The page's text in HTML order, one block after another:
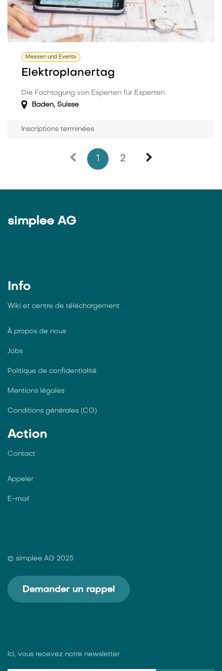
Messen und Events
Elektroplanertag
Die Fachtagung von Experten für Experten.
Baden, Suisse
Inscriptions terminées
1 2
simplee AG
Info
Wiki et centre de téléchargement
À propos de nous
Jobs
Politique de confidentialité
Mentions légales
Conditions générales (CG)
Action
Contact
Appeler
E-mail
© simplee AG 2025
Demander un rappel
Ici, vous recevez notre newsletter